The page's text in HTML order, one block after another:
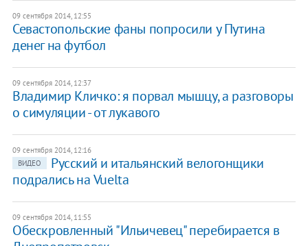
09 сентября 2014, 12:55
Севастопольские фаны попросили у Путина
денег на футбол
09 сентября 2014, 12:37
Владимир Кличко: я порвал мышцу, а разговоры
о симуляции - от лукавого
09 сентября 2014, 12:16
ВИДЕО
Русский и итальянский велогонщики
подрались на Vuelta
09 сентября 2014, 11:55
Обескровленный "Ильичевец" перебирается в